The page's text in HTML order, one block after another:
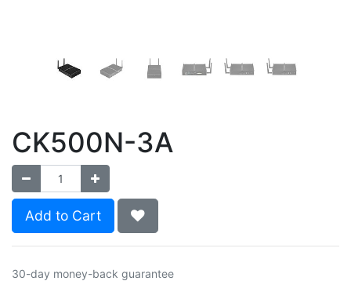
CK500N-3A
Add to Cart
30-day money-back guarantee